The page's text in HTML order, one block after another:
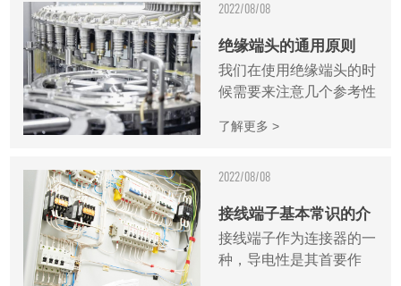
流）的设备。电力变压器
定，不...
2022/08/08
绝缘端头的通用原则
我们在使用绝缘端头的时
候需要来注意几个参考性
面上才可以更好的来进行
于这些不同方面上的原则
了我们...
了解更多 >
2022/08/08
接线端子基本常识的介
绍
接线端子作为连接器的一
种，导电性是其首要作